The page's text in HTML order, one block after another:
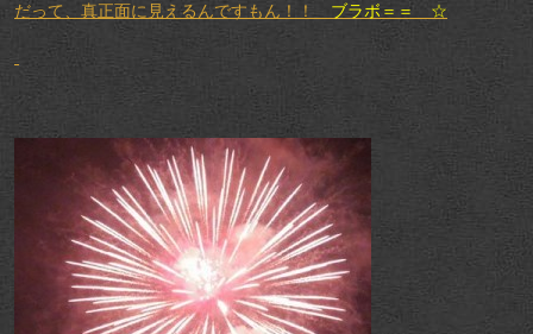
だって、真正面に見えるんですもん！！ ブラボ＝＝ ☆